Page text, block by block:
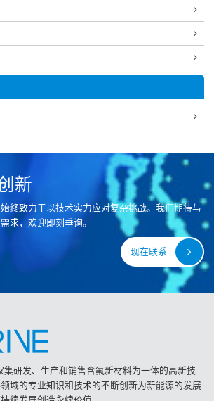
新
终致力于以技术实力应对复杂挑战。我们期待与
求，欢迎即刻垂询。
现在联系
研发、生产和销售含氟新材料为一体的高新技
域的专业知识和技术的不断创新为新能源的发展